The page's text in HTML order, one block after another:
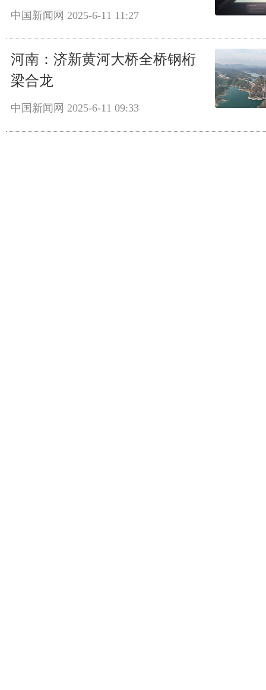
中国新闻网 2025-6-11 11:27
河南：济新黄河大桥全桥钢桁
梁合龙
中国新闻网 2025-6-11 09:33